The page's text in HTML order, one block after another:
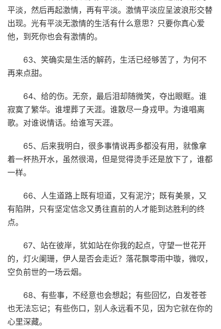
平淡，然后再起激情，再有平淡。激情平淡应呈波浪形交替
出现。光有平淡无激情的生活有什么意思？只要你真心爱
他，到死你也会有激情的。
63、笑确实是生活的解药，生活已经够苦了，为何不
再来点甜。
64、给的伤。无奈，最后泪却随微笑，夺出眼眶。谁
寂寞了繁华。谁埋葬了天涯。谁散尽一身戎甲。为谁唱离
歌。对谁说情话。给谁写天涯。
65、后来我明白，很多事情说再多都没有用，就像拿
着一杯热开水，虽然很渴，但是觉得烫手还是放下了，谁都
一样。
66、人生道路上既有坦道，又有泥泞；既有美景，又
有陷阱，只有坚定信念又勇往直前的人才能到达胜利的终
点。
67、站在彼岸，犹如站在你我的起点，守望一世花开
的，灯火阑珊，伊人是否会走近？落花飘零雨中璇，微叹，
空负前世的一场云烟。
68、有些事，不经意也会想起；有些回忆，白发苍苍
也无法忘记；有些伤口，别人永远看不见，因为它就在你的
心里深藏。